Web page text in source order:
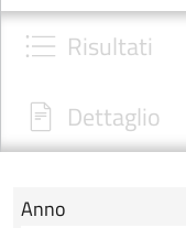
Risultati
Dettaglio
Modulo tab_ricerca_form
Anno